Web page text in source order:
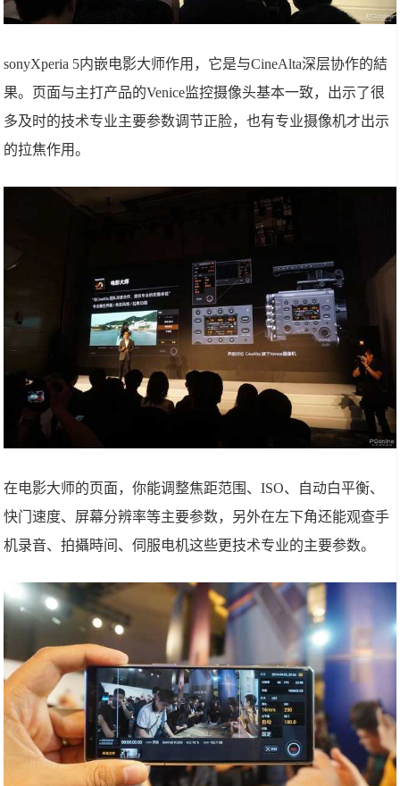
sonyXperia 5内嵌电影大师作用，它是与CineAlta深层协作的結
果。页面与主打产品的Venice监控摄像头基本一致，出示了很
多及时的技术专业主要参数调节正脸，也有专业摄像机才出示
的拉焦作用。
在电影大师的页面，你能调整焦距范围、ISO、自动白平衡、
快门速度、屏幕分辨率等主要参数，另外在左下角还能观查手
机录音、拍攝時间、伺服电机这些更技术专业的主要参数。